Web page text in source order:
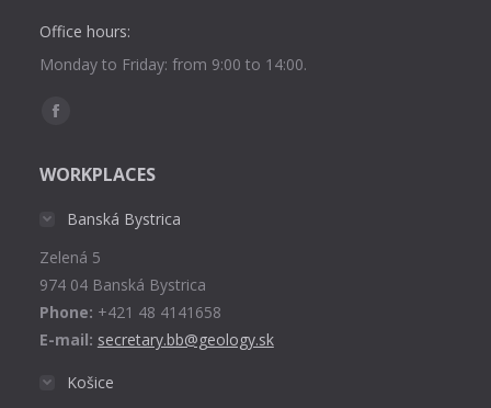
Office hours:
Monday to Friday: from 9:00 to 14:00.
Find us on:
Facebook
opens
window
WORKPLACES
Banská Bystrica
Zelená 5
974 04 Banská Bystrica
Phone: +421 48 4141658
E-mail: secretary.bb@geology.sk
Košice